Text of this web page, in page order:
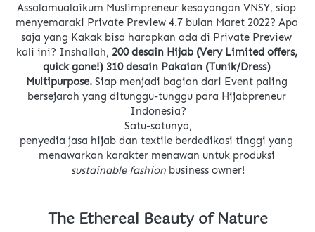
Assalamualaikum Muslimpreneur kesayangan VNSY, siap
menyemaraki Private Preview 4.7 bulan Maret 2022? Apa
saja yang Kakak bisa harapkan ada di Private Preview
kali ini? Inshallah, 200 desain Hijab (Very Limited offers,
quick gone!) 310 desain Pakaian (Tunik/Dress)
Multipurpose. Siap menjadi bagian dari Event paling
bersejarah yang ditunggu-tunggu para Hijabpreneur
Indonesia?
Satu-satunya,
penyedia jasa hijab dan textile berdedikasi tinggi yang
sustainable fashion business owner!
The Ethereal Beauty of Nature